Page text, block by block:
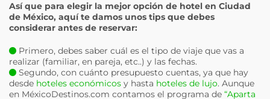
Así que para elegir la mejor opción de hotel en Ciudad
de México, aquí te damos unos tips que debes
considerar antes de reservar:
Primero, debes saber cuál es el tipo de viaje que vas a
realizar (familiar, en pareja, etc..) y las fechas.
Segundo, con cuánto presupuesto cuentas, ya que hay
desde hoteles económicos y hasta hoteles de lujo. Aunque
en MéxicoDestinos.com contamos el programa de “Aparta